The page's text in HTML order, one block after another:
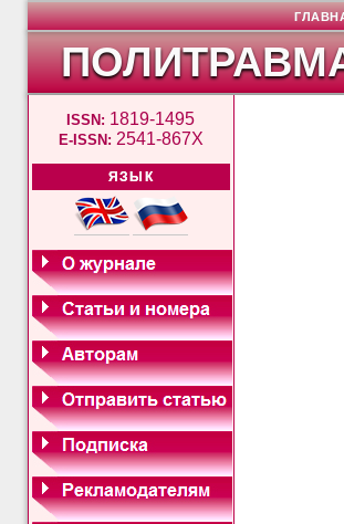
ПОЛИТРАВМА
ISSN: 1819-1495
E-ISSN: 2541-867X
ЯЗЫК